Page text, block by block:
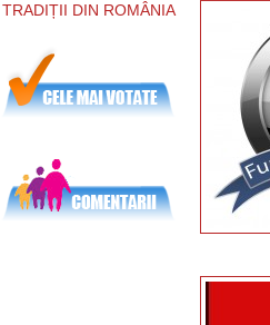
TRADIȚII DIN ROMÂNIA